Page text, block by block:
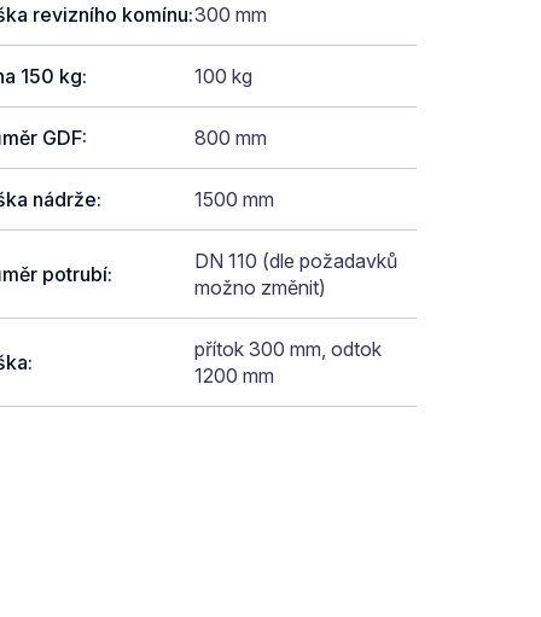
revizního komínu:300 mm
150 kg: 100 kg
GDF: 800 mm
nádrže: 1500 mm
potrubí:
DN 110 (dle požadavků
možno změnit)
:
přítok 300 mm, odtok
1200 mm